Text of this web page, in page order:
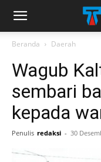
Beranda Daerah
Wagub
sembari
kepada
Penulis redaksi - 30